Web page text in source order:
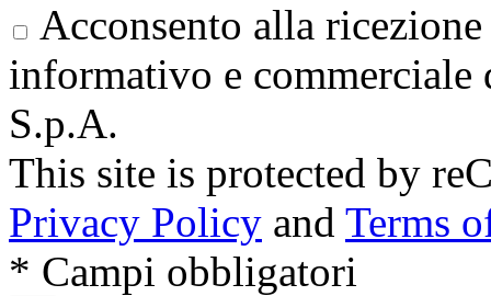
Acconsento alla
informativo e
S.p.A.
This site is protected by
Privacy Policy and Terms
* Campi obbligatori